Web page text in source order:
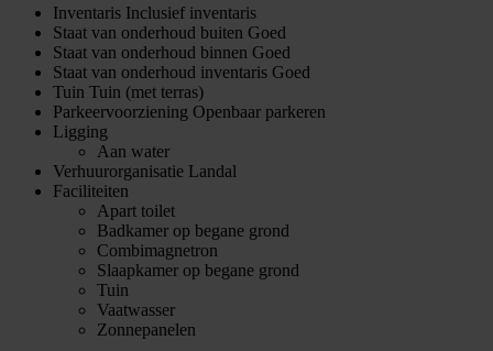
Inventaris Inclusief inventaris
Staat van onderhoud buiten Goed
Staat van onderhoud binnen Goed
Staat van onderhoud inventaris Goed
Tuin Tuin (met terras)
Parkeervoorziening Openbaar parkeren
Ligging
Aan water
Verhuurorganisatie Landal
Faciliteiten
Apart toilet
Badkamer op begane grond
Combimagnetron
Slaapkamer op begane grond
Tuin
Vaatwasser
Zonnepanelen